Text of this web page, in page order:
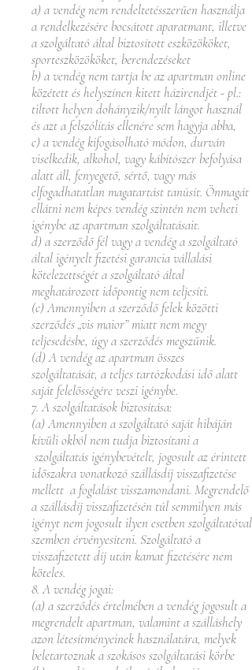
a) a vendég nem rendeltetésszerűen használja
a rendelkezésére bocsátott aparatmant, illetve
a szolgáltató által biztosított eszközököket,
sporteszközököket, berendezéseket
b) a vendég nem tartja be az apartman online
közétett és helyszínen kitett házirendjét - pl.:
tiltott helyen dohányzik/nyílt lángot használ
és azt a felszólítás ellenére sem hagyja abba,
c) a vendég kifogásolható módon, durván
viselkedik, alkohol, vagy kábítószer befolyása
alatt áll, fenyegető, sértő, vagy más
elfogadhatatlan magatartást tanúsít. Önmagát
ellátni nem képes vendég szintén nem veheti
igénybe az apartman szolgáltatásait.
d) a szerződő fél vagy a vendég a szolgáltató
által igényelt fizetési garancia vállalási
kötelezettségét a szolgáltató által
meghatározott időpontig nem teljesíti.
(c) Amennyiben a szerződő felek közötti
szerződés „vis maior” miatt nem megy
teljesedésbe, úgy a szerződés megszűnik.
(d) A vendég az apartman összes
szolgáltatását, a teljes tartózkodási idő alatt
saját felelősségére veszi igénybe.
7. A szolgáltatások biztosítása:
(a) Amennyiben a szolgáltató saját hibáján
kívüli okból nem tudja biztosítani a
szolgáltatás igénybevételt, jogosult az érintett
időszakra vonatkozó szállásdíj visszafizetése
mellett a foglalást visszamondani. Megrendelő
a szállásdíj visszafizetésén túl semmilyen más
igényt nem jogosult ilyen esetben szolgáltatóval
szemben érvényesíteni. Szolgáltató a
visszafizetett díj után kamat fizetésére nem
köteles.
8. A vendég jogai:
(a) a szerződés értelmében a vendég jogosult a
megrendelt apartman, valamint a szálláshely
azon létesítményeinek használatára, melyek
beletartoznak a szokásos szolgáltatási körbe